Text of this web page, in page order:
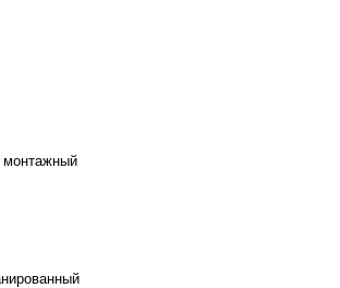
монтажный